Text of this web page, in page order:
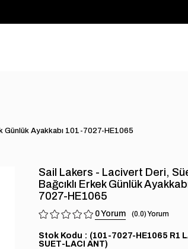
Günlük Ayakkabı 101-7027-HE1065
Sail Lakers - Lacivert Deri,
Bağcıklı Erkek Günlük
7027-HE1065
0 0.0
Stok Kodu
(101-7027-HE1065 R1
SUET-LACI ANT)